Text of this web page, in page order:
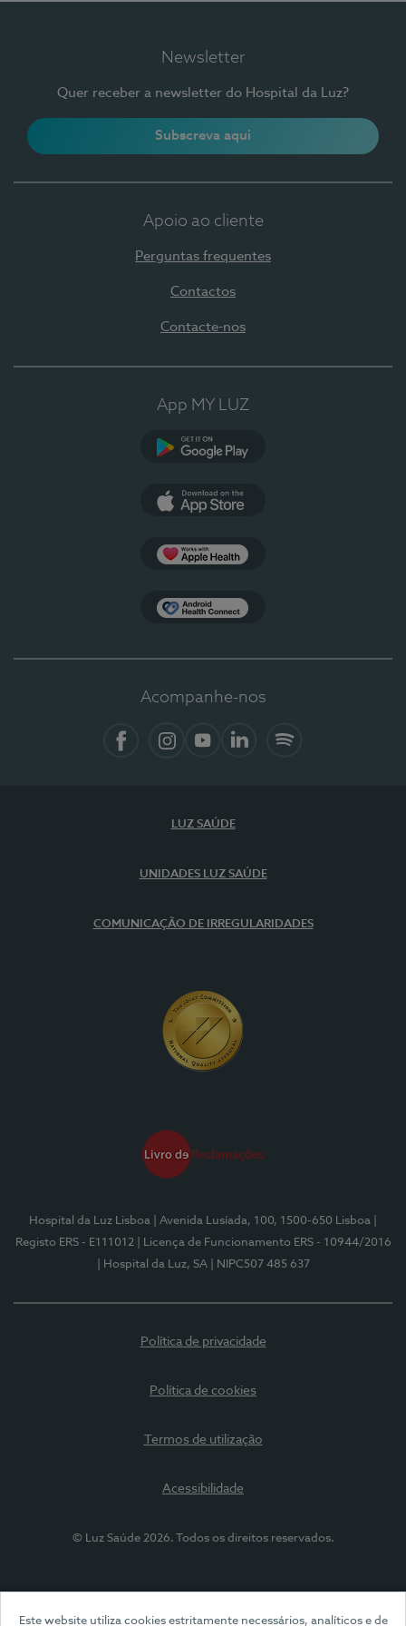
Este website utiliza cookies estritamente necessários, analíticos e de
Newsletter
Quer receber a newsletter do Hospital da Luz?
Subscreva aqui
Apoio ao cliente
Perguntas frequentes
Contactos
Contacte-nos
App MY LUZ
Acompanhe-nos
LUZ SAÚDE
UNIDADES LUZ SAÚDE
COMUNICAÇÃO DE IRREGULARIDADES
Hospital da Luz Lisboa | Avenida Lusíada, 100, 1500-650 Lisboa
Registo ERS - E111012
| Licença de Funcionamento ERS - 10944/2016
| Hospital da Luz, SA
| NIPC507 485 637
Política de privacidade
Política de cookies
Termos de utilização
Acessibilidade
© Luz Saúde 2026. Todos os direitos reservados.